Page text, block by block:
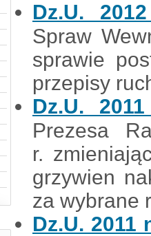
Dz.U.
Spraw
sprawie
przepisy
Dz.U.
Prezesa
r.
grzywien
za wybrane
Dz.U. 2011